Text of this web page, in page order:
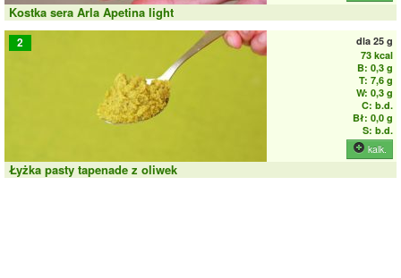
Kostka sera Arla Apetina light
2 dla 25 g
73 kcal
B: 0,3 g
T: 7,6 g
W: 0,3 g
C: b.d.
Bł: 0,0 g
S: b.d.
kalk.
Łyżka pasty tapenade z oliwek